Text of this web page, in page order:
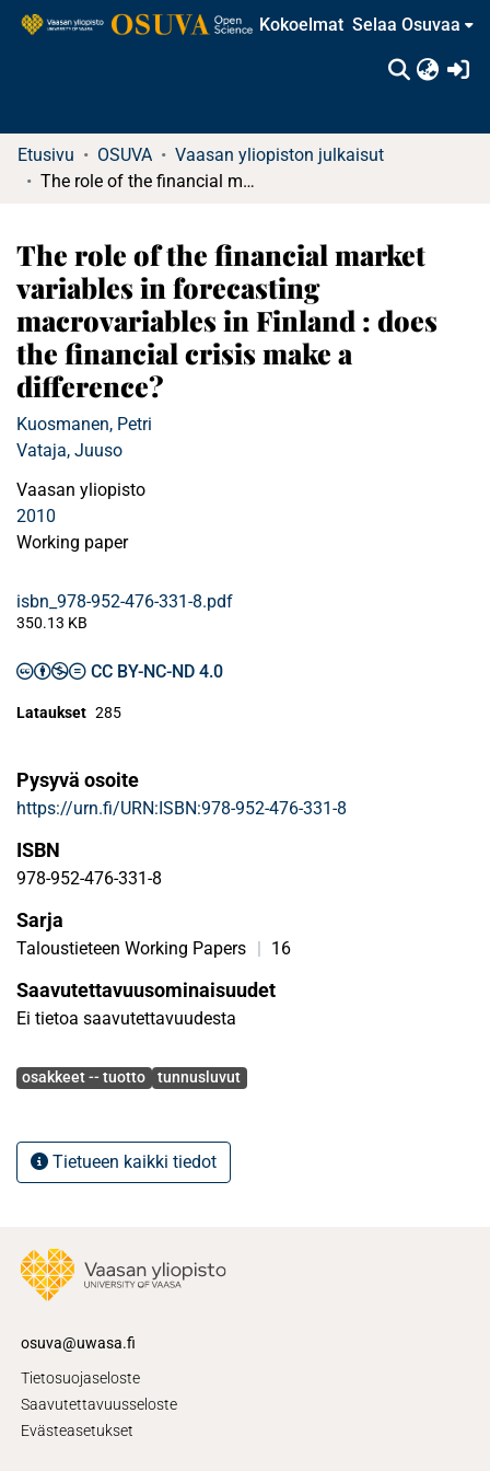
Kokoelmat Selaa Osuvaa
Etusivu OSUVA
Vaasan yliopiston julkaisut
The role of the financial market variables in forecasting macrovariables in Finland : does the financial crisis make a difference?
The role of the financial market
variables in forecasting
macrovariables in Finland : does
the financial crisis make a
difference?
Kuosmanen, Petri
Vataja, Juuso
Vaasan yliopisto
2010
Working paper
isbn_978-952-476-331-8.pdf
350.13 KB
CC BY-NC-ND 4.0
Lataukset 285
Pysyvä osoite
https://urn.fi/URN:ISBN:978-952-476-331-8
ISBN
978-952-476-331-8
Sarja
Taloustieteen Working Papers | 16
Saavutettavuusominaisuudet
Ei tietoa saavutettavuudesta
Avainsanat
osakkeet -- tuotto tunnusluvut
Tietueen kaikki tiedot
osuva@uwasa.fi
Tietosuojaseloste
Saavutettavuusseloste
Evästeasetukset